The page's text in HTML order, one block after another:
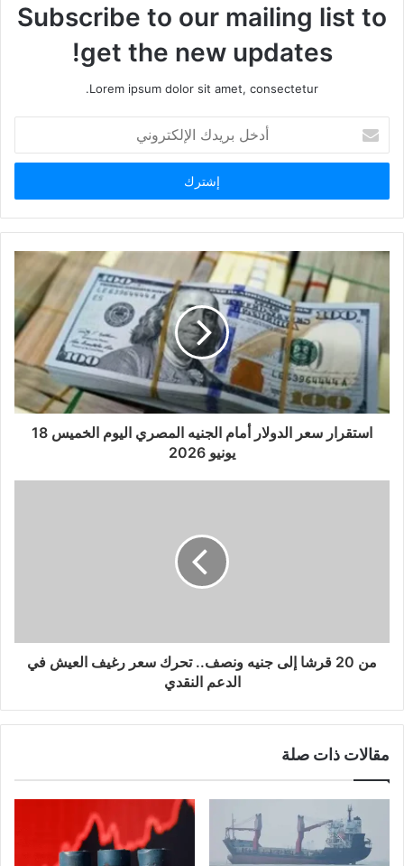
Subscribe to our mailing list to
get the new updates!
Lorem ipsum dolor sit amet, consectetur.
بريدك
الإلكتروني
استقرار سعر الدولار أمام الجنيه المصري اليوم الخميس 18
يونيو 2026
من 20 قرشا إلى جنيه ونصف.. تحرك سعر رغيف العيش في
الدعم النقدي
مقالات ذات صلة